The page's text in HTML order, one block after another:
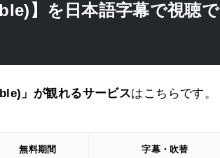
】を日本語字幕で視聴で
」が観れるサービスはこちらです。
無料期間 字幕・吹替